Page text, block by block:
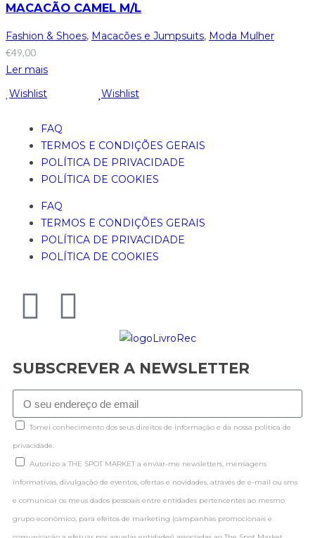
MACACÃO CAMEL M/L
Fashion & Shoes, Macacões e Jumpsuits, Moda Mulher
€49,00
Ler mais
Wishlist
Wishlist
FAQ
TERMOS E CONDIÇÕES GERAIS
POLÍTICA DE PRIVACIDADE
POLÍTICA DE COOKIES
FAQ
TERMOS E CONDIÇÕES GERAIS
POLÍTICA DE PRIVACIDADE
POLÍTICA DE COOKIES
SUBSCREVER A NEWSLETTER
Tomei conhecimento dos seus direitos de informação e da nossa politica de
privacidade.
Autorizo a THE SPOT MARKET a enviar-me newsletters, mensagens
informativas, divulgação de eventos, ofertas e novidades, através de e-mail ou sms
e comunicar os meus dados pessoais entre entidades pertencentes ao mesmo
grupo económico, para efeitos de marketing (campanhas promocionais e